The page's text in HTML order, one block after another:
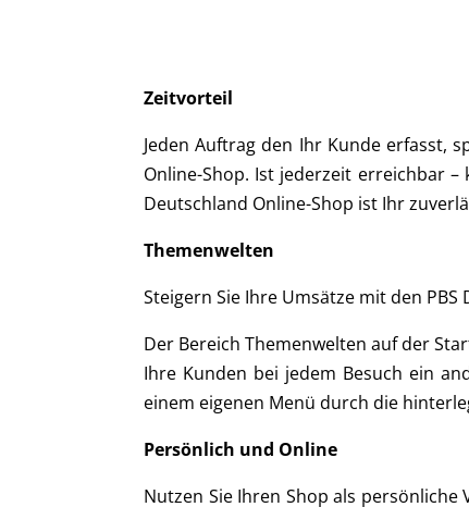
Zeitvorteil
Jeden Auftrag den Ihr Kunde erfasst,
Online-Shop. Ist jederzeit erreichbar
Deutschland Online-Shop ist Ihr
Themenwelten
Steigern Sie Ihre Umsätze mit den
Der Bereich Themenwelten auf der
Ihre Kunden bei jedem Besuch ein
einem eigenen Menü durch die
Persönlich und Online
Nutzen Sie Ihren Shop als